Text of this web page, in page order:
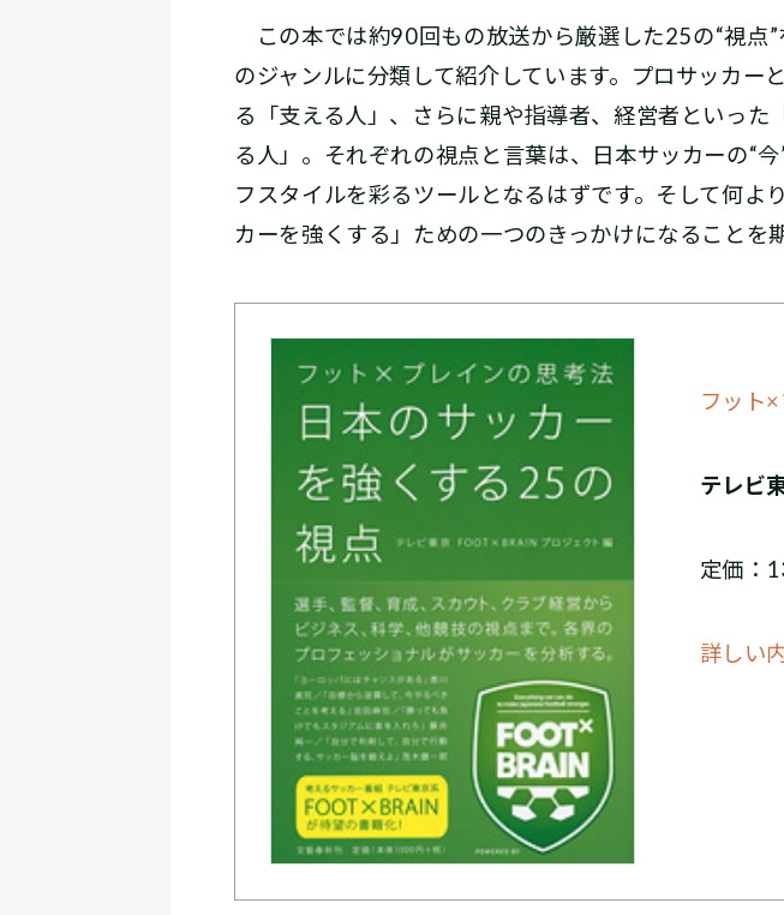
この本では約90回もの放送から厳選した25の“視点
のジャンルに分類して紹介しています。プロサッカ
る「支える人」、さらに親や指導者、経営者といっ
る人」。それぞれの視点と言葉は、日本サッカーの“
フスタイルを彩るツールとなるはずです。そして何
カーを強くする」ための一つのきっかけになることを
フット
テレビ
定価：
詳しい